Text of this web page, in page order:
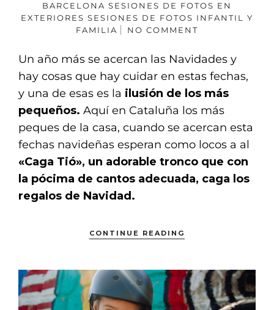
BARCELONA SESIONES DE FOTOS EN
EXTERIORES SESIONES DE FOTOS INFANTIL Y
FAMILIA
NO COMMENT
Un año más se acercan las Navidades y
hay cosas que hay cuidar en estas fechas,
y una de esas es la ilusión de los más
pequeños. Aquí en Cataluña los más
peques de la casa, cuando se acercan esta
fechas navideñas esperan como locos a al
«Caga Tió», un adorable tronco que con
la pócima de cantos adecuada, caga los
regalos de Navidad.
CONTINUE READING